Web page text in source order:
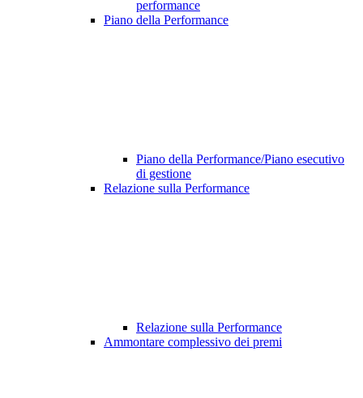
performance
Piano della Performance
Piano della Performance/Piano esecutivo
di gestione
Relazione sulla Performance
Relazione sulla Performance
Ammontare complessivo dei premi